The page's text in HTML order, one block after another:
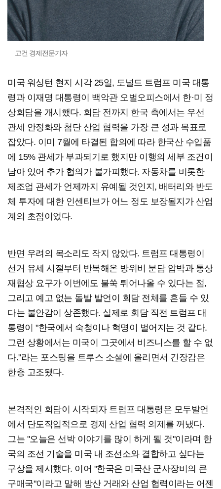
고건 경제전문기자
미국 워싱턴 현지 시각 25일, 도널드 트럼프 미국 대통
령과 이재명 대통령이 백악관 오벌오피스에서 한·미 정
상회담을 개시했다. 회담 전까지 한국 측에서는 우선
관세 안정화와 첨단 산업 협력을 가장 큰 성과 목표로
잡았다. 이미 7월에 타결된 합의에 따라 한국산 수입품
에 15% 관세가 부과되기로 했지만 이행의 세부 조건이
남아 있어 추가 협의가 불가피했다. 자동차를 비롯한
제조업 관세가 언제까지 유예될 것인지, 배터리와 반도
체 투자에 대한 인센티브가 어느 정도 보장될지가 산업
계의 초점이었다.
반면 우려의 목소리도 작지 않았다. 트럼프 대통령이
선거 유세 시절부터 반복해온 방위비 분담 압박과 통상
재협상 요구가 이번에도 불쑥 튀어나올 수 있다는 점,
그리고 예고 없는 돌발 발언이 회담 전체를 흔들 수 있
다는 불안감이 상존했다. 실제로 회담 직전 트럼프 대
통령이 "한국에서 숙청이나 혁명이 벌어지는 것 같다.
그런 상황에서는 미국이 그곳에서 비즈니스를 할 수 없
다."라는 포스팅을 트루스 소셜에 올리면서 긴장감은
한층 고조됐다.
본격적인 회담이 시작되자 트럼프 대통령은 모두발언
에서 단도직입적으로 경제 산업 협력 의제를 꺼냈다.
그는 "오늘은 선박 이야기를 많이 하게 될 것"이라며 한
국의 조선 기술을 미국 내 조선소와 결합하고 싶다는
구상을 제시했다. 이어 "한국은 미국산 군사장비의 큰
구매국"이라고 말해 방산 거래와 산업 협력이라는 어젠